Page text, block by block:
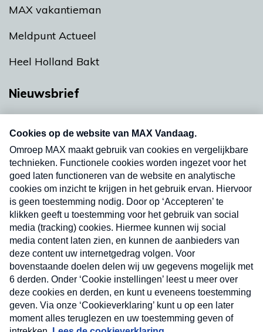
MAX vakantieman
Meldpunt Actueel
Heel Holland Bakt
Nieuwsbrief
nieuwsbrief. Elke vrijdag- en dinsdagochtend in
uw mailbox.
Verzend
Nieuwsbrief
Neem hier een gratis abonnement op onze
nieuwsbrief. Elke vrijdag- en dinsdagochtend in uw